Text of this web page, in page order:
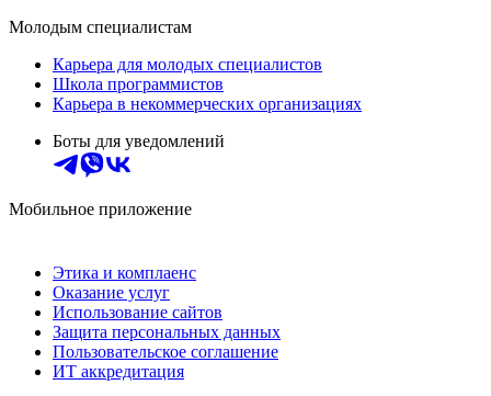
Молодым специалистам
Карьера для молодых специалистов
Школа программистов
Карьера в некоммерческих организациях
Боты для уведомлений
Мобильное приложение
Этика и комплаенс
Оказание услуг
Использование сайтов
Защита персональных данных
Пользовательское соглашение
ИТ аккредитация